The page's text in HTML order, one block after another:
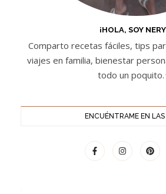
¡HOLA, SOY
Comparto recetas fáciles, tips
viajes en familia, bienestar
todo un poquito.
ENCUÉNTRAME EN LAS